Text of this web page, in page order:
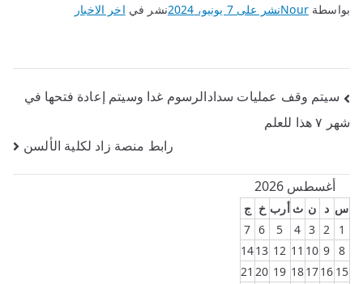
بواسطةNourنشر على7 يونيو، 2024 نشر في اخر الاخبار
تصفّح
المقالات
سيتم وقف عمليات سدادالرسوم غدا وسيتم إعادة فتحها في
شهر ٧ هذا للعلم
رابط منصة زاد لكلية الألسن
أغسطس 2026
س د ن ث أرب خ ج
1
2
3
4
5
6
7
8
9
10
11
12
13
14
15
16
17
18
19
20
21